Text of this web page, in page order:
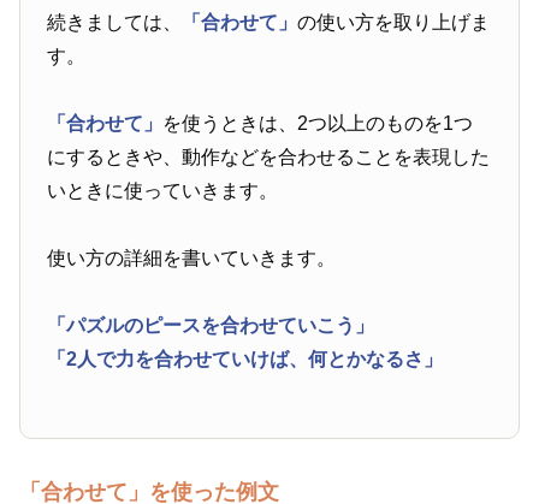
続きましては、 「合わせて」の使い方を取り上げま
す。
「合わせて」 を使うときは、2つ以上のものを1つ
にするときや、動作などを合わせることを表現した
いときに使っていきます。
使い方の詳細を書いていきます。
「パズルのピースを合わせていこう」
「2人で力を合わせていけば、何とかなるさ」
「合わせて」を使った例文